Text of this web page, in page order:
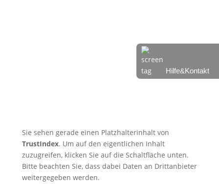
🇩🇪 🇱🇰 Zweiter Dojo in Ja-Ela in
neuem Glanz nach Neueröffnung
Sie sehen gerade einen Platzhalterinhalt von
TrustIndex. Um auf den eigentlichen Inhalt
zuzugreifen, klicken Sie auf die Schaltfläche unten.
Bitte beachten Sie, dass dabei Daten an Drittanbieter
weitergegeben werden.
Hilfe&Kontakt